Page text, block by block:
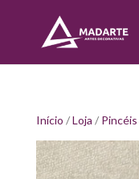
Início /Loja / Pincéis